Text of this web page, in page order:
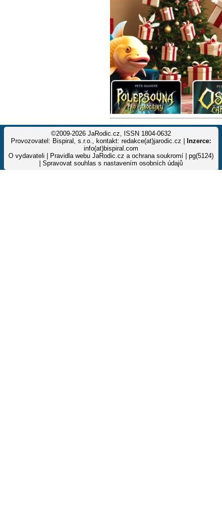
©2009-2026 JaRodic.cz, ISSN 1804-0632
Provozovatel: Bispiral, s.r.o., kontakt: redakce(at)jarodic.cz |
Inzerce:
info(at)bispiral.com
O vydavateli
Pravidla webu JaRodic.cz a ochrana soukromí | pg(5124)
Spravovat souhlas s nastavením osobních údajů